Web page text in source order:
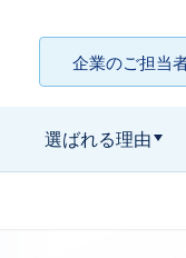
選ばれる理由
企業のご担当